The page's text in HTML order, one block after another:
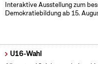
Interaktive Ausstellung zum
Demokratiebildung ab 15.
U16-Wahl